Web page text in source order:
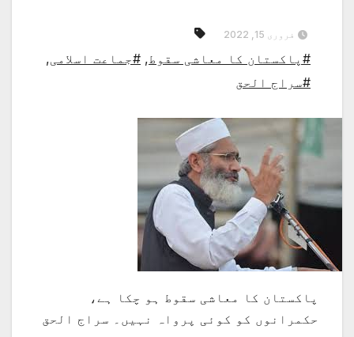
فروری 15, 2022
#پاکستان کا معاشی سقوط, #جماعت اسلامی,
#سراج الحق
پاکستان کا معاشی سقوط ہو چکا ہے،
حکمرانوں کو کوئی پرواہ نہیں۔ سراج الحق